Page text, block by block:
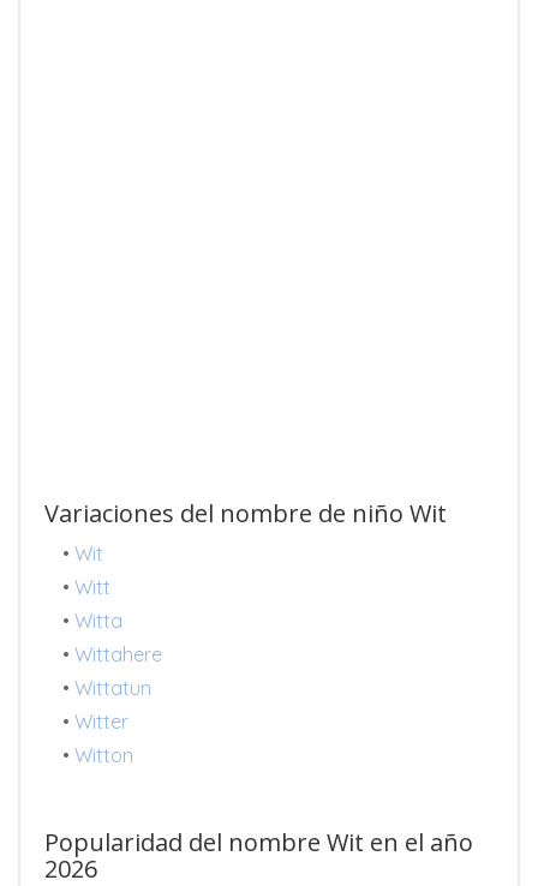
Variaciones del nombre de niño Wit
• Wit
• Witt
• Witta
• Wittahere
• Wittatun
• Witter
• Witton
Popularidad del nombre Wit en el año
2026